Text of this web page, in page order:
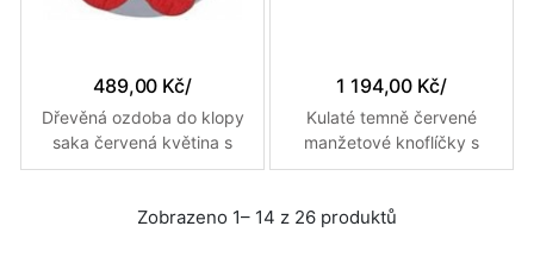
489,00 Kč/
Dřevěná ozdoba do klopy
saka červená květina s
žlutým prošitím
1 194,00 Kč/
Kulaté temně červené
manžetové knoflíčky s
kovovým středem
Zobrazeno 1– 14 z 26 produktů